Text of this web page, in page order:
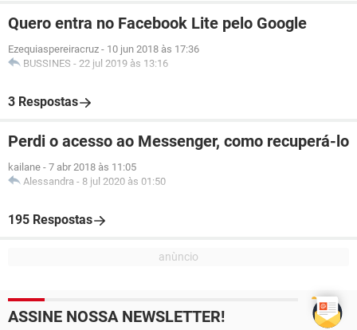
Quero entra no Facebook Lite pelo Google
Ezequiaspereiracruz - 10 jun 2018 às 17:36
BUSSINES - 22 jul 2019 às 13:16
3 Respostas
Perdi o acesso ao Messenger, como recuperá-lo
kailane - 7 abr 2018 às 11:05
Alessandra - 8 jul 2020 às 01:50
195 Respostas
ASSINE NOSSA NEWSLETTER!